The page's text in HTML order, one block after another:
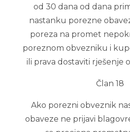
od 30 dana od dana
nastanku porezne
poreza na promet
poreznom obvezniku i
ili prava dostaviti rješenje
Član 18
Ako porezni obveznik
obaveze ne prijavi